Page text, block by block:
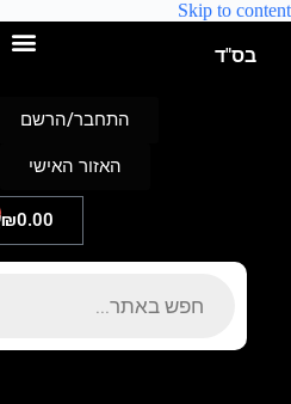
Skip to content
בס"ד
₪0.00
התחבר/הרשם
האזור האישי